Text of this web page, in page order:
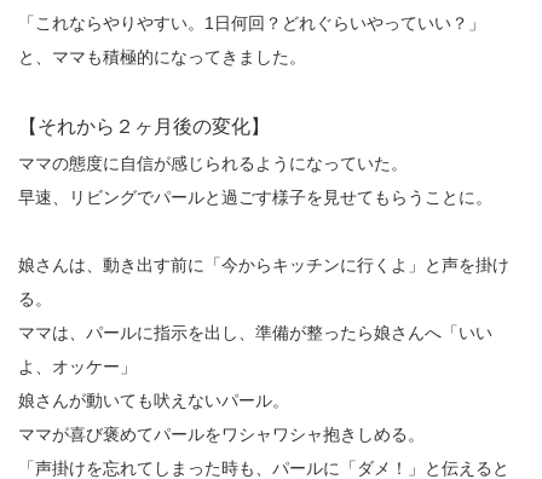
「これならやりやすい。1日何回？どれぐらいやっていい？」
と、ママも積極的になってきました。
【それから２ヶ月後の変化】
ママの態度に自信が感じられるようになっていた。
早速、リビングでパールと過ごす様子を見せてもらうことに。
娘さんは、動き出す前に「今からキッチンに行くよ」と声を掛け
る。
ママは、パールに指示を出し、準備が整ったら娘さんへ「いい
よ、オッケー」
娘さんが動いても吠えないパール。
ママが喜び褒めてパールをワシャワシャ抱きしめる。
「声掛けを忘れてしまった時も、パールに「ダメ！」と伝えると